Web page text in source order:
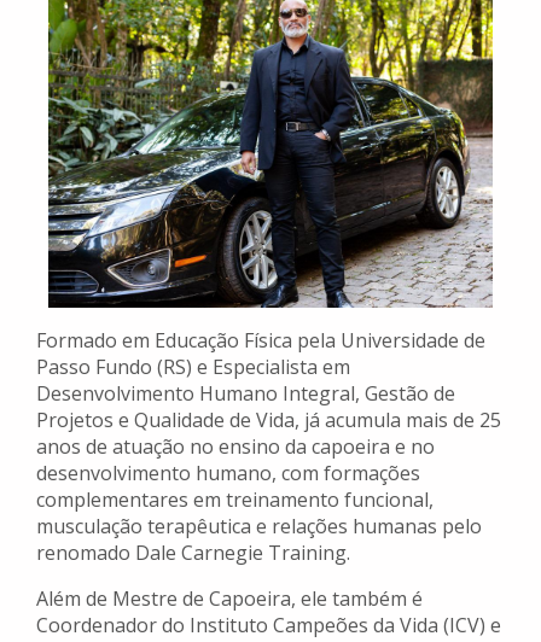
Formado em Educação Física pela Universidade de
Passo Fundo (RS) e Especialista em
Desenvolvimento Humano Integral, Gestão de
Projetos e Qualidade de Vida, já acumula mais de 25
anos de atuação no ensino da capoeira e no
desenvolvimento humano, com formações
complementares em treinamento funcional,
musculação terapêutica e relações humanas pelo
renomado Dale Carnegie Training.
Além de Mestre de Capoeira, ele também é
Coordenador do Instituto Campeões da Vida (ICV) e